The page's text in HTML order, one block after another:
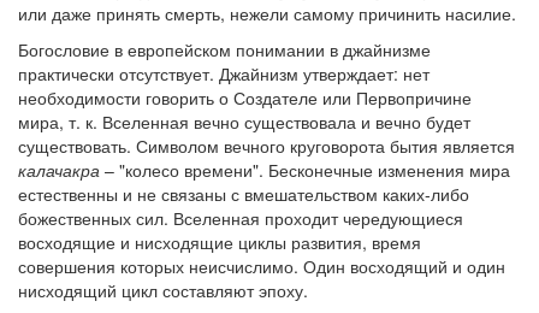
или даже принять смерть, нежели самому причинить насилие.
Богословие в европейском понимании в джайнизме
практически отсутствует. Джайнизм утверждает: нет
необходимости говорить о Создателе или Первопричине
мира, т. к. Вселенная вечно существовала и вечно будет
существовать. Символом вечного круговорота бытия является
калачакра – "колесо времени". Бесконечные изменения мира
естественны и не связаны с вмешательством каких-либо
божественных сил. Вселенная проходит чередующиеся
восходящие и нисходящие циклы развития, время
совершения которых неисчислимо. Один восходящий и один
нисходящий цикл составляют эпоху.